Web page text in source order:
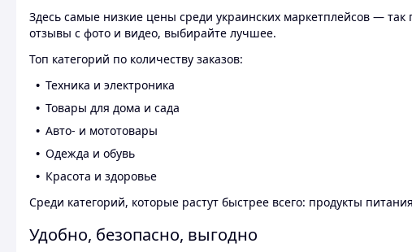
Здесь самые низкие цены среди украинских маркетплейсов —
отзывы с фото и видео, выбирайте лучшее.
Топ категорий по количеству заказов:
Техника и электроника
Товары для дома и сада
Авто- и мототовары
Одежда и обувь
Красота и здоровье
Среди категорий, которые растут быстрее всего: продукты
Удобно, безопасно, выгодно